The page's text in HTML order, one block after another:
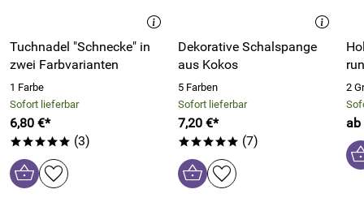
Tuchnadel "Schnecke" in
zwei Farbvarianten
1 Farbe
Sofort lieferbar
6,80 €*
***** (3)
Dekorative Schalspange
aus Kokos
5 Farben
Sofort lieferbar
7,20 €*
***** (7)
2
ab